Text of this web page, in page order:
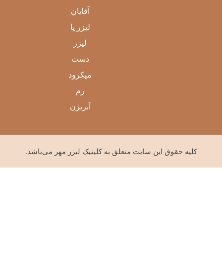
آقایان
لیزر پا
لیزر
دست
میکرود
رم
آبریژن
کليه حقوق اين سايت متعلق به کلینیک لیزر مهر می‌باشد.